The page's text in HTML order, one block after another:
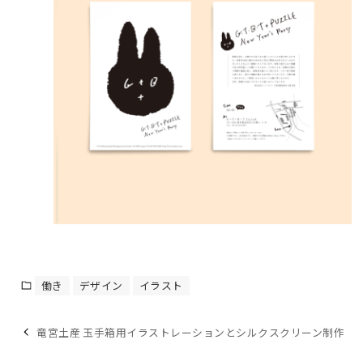
働き デザイン イラスト
竜宮土産 玉手箱用イラストレーションとシルクスクリーン制作